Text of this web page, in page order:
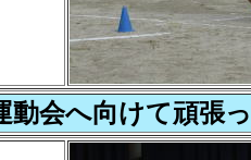
会へ向けて頑張